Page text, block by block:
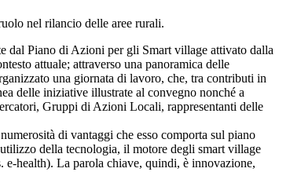
nel rilancio delle aree rurali.
dal Piano di Azioni per gli Smart village attivato dalla
attuale; attraverso una panoramica delle
una giornata di lavoro, che, tra contributi in
delle iniziative illustrate al convegno nonché a
Gruppi di Azioni Locali, rappresentanti delle
di vantaggi che esso comporta sul piano
della tecnologia, il motore degli smart village
e-health). La parola chiave, quindi, è innovazione,